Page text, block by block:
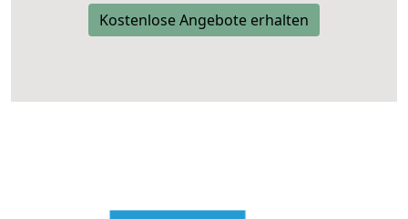
Kostenlose Angebote erhalten